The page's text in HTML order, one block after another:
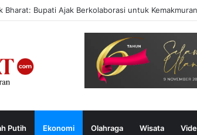
Bharat: Bupati Ajak Berkolaborasi untuk
Putih Ekonomi Olahraga Wisata